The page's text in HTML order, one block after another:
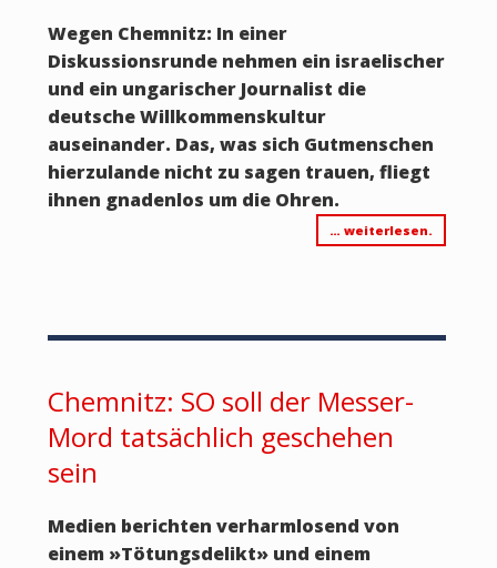
Wegen Chemnitz: In einer
Diskussionsrunde nehmen ein israelischer
und ein ungarischer Journalist die
deutsche Willkommenskultur
auseinander. Das, was sich Gutmenschen
hierzulande nicht zu sagen trauen, fliegt
ihnen gnadenlos um die Ohren.
… weiterlesen.
Chemnitz: SO soll der Messer-
Mord tatsächlich geschehen
sein
Medien berichten verharmlosend von
einem »Tötungsdelikt» und einem